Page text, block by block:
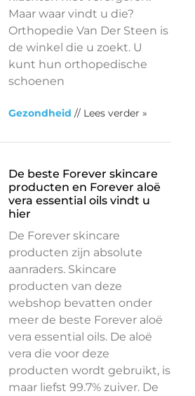
Maar waar vindt u die?
Orthopedie Van Der Steen is
de winkel die u zoekt. U
kunt hun orthopedische
schoenen
Gezondheid // Lees verder »
De beste Forever skincare
producten en Forever aloë
vera essential oils vindt u
hier
De Forever skincare
producten zijn absolute
aanraders. Skincare
producten van deze
webshop bevatten onder
meer de beste Forever aloë
vera essential oils. De aloë
vera die voor deze
producten wordt gebruikt, is
maar liefst 99.7% zuiver. De